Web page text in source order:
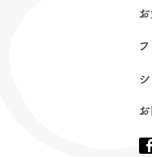
グ
せ
ー
せ